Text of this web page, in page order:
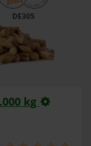
DE305
kg